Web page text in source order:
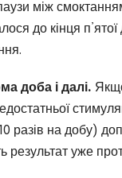
між
до кінця
доба і далі.
разів на добу)
результат уже